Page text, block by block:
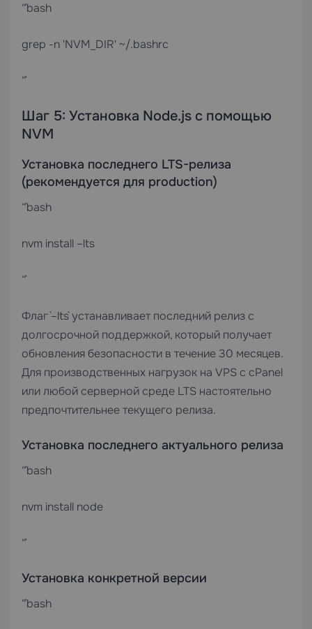
“`bash
grep -n 'NVM_DIR' ~/.bashrc
“`
Шаг 5: Установка Node.js с помощью
NVM
Установка последнего LTS-релиза
(рекомендуется для production)
“`bash
nvm install –lts
“`
Флаг `–lts` устанавливает последний релиз с
долгосрочной поддержкой, который получает
обновления безопасности в течение 30 месяцев.
Для производственных нагрузок на VPS с cPanel
или любой серверной среде LTS настоятельно
предпочтительнее текущего релиза.
Установка последнего актуального релиза
“`bash
nvm install node
“`
Установка конкретной версии
“`bash